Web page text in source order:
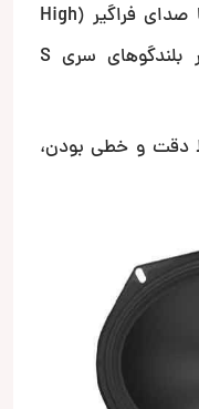
ثبت اختراع H.A.M.R از Alpine با صدای فراگیر (High
Amplitude Multi-Roll) اکنون در بلندگوهای سری S
دقت و خطی بودن،